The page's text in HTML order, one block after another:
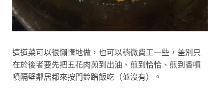
這道菜可以很懶惰地做，也可以稍微費工一些，差別只
在於後者要先把五花肉煎到出油、煎到恰恰、煎到香噴
噴隔壁鄰居都來按門鈴蹭飯吃（並沒有）。